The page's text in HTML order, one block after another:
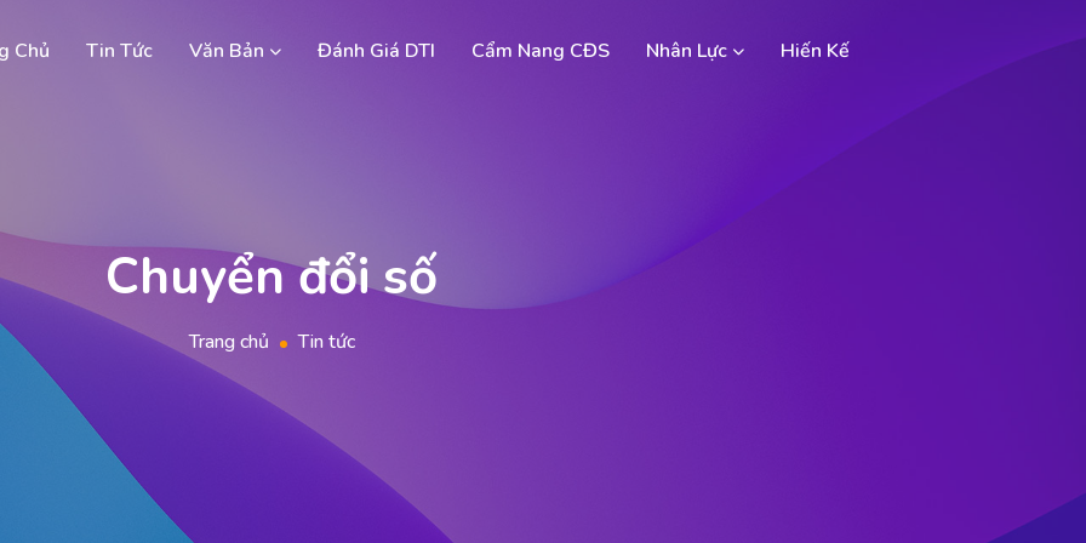
Chủ Tin Tức Văn Bản Đánh Giá DTI Cẩm Nang CĐS Nhân Lực Hiến Kế
Chuyển đổi số
Trang chủ Tin tức